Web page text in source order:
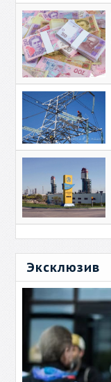
Эксклюзив